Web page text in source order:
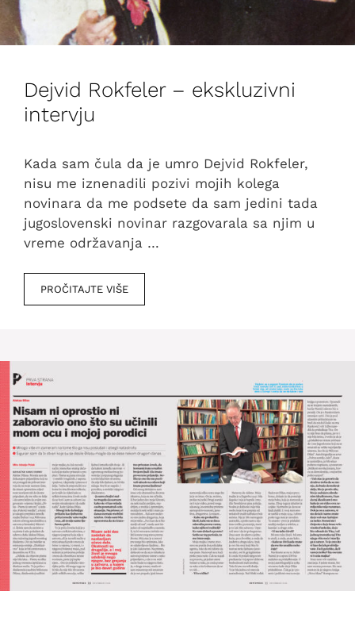
Dejvid Rokfeler – ekskluzivni
intervju
Kada sam čula da je umro Dejvid Rokfeler,
nisu me iznenadili pozivi mojih kolega
novinara da me podsete da sam jedini tada
jugoslovenski novinar razgovarala sa njim u
vreme održavanja …
PROČITAJTE VIŠE